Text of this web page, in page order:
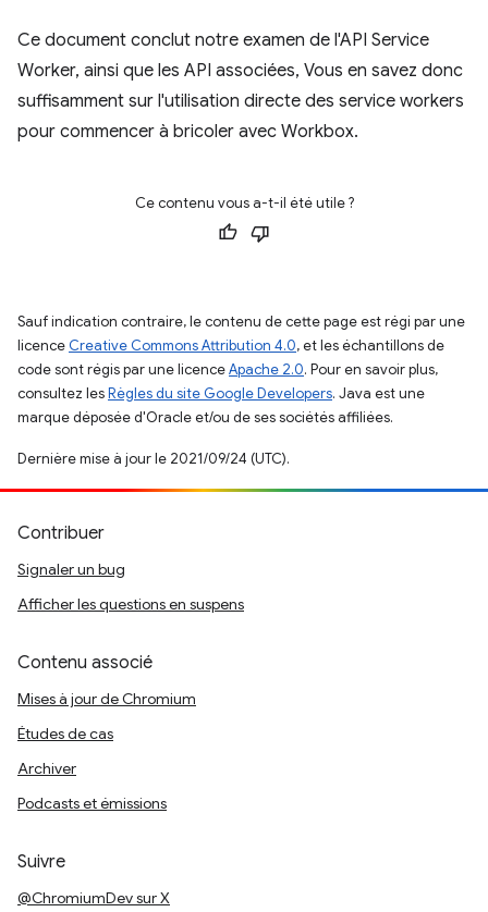
Ce document conclut notre examen de l'API Service
Worker, ainsi que les API associées, Vous en savez donc
suffisamment sur l'utilisation directe des service workers
pour commencer à bricoler avec Workbox.
Ce contenu vous a-t-il été utile ?
Sauf indication contraire, le contenu de cette page est régi par une
licence Creative Commons Attribution 4.0, et les échantillons de
code sont régis par une licenceApache 2.0. Pour en savoir plus,
consultez lesRègles du site Google Developers. Java est une
marque déposée d'Oracle et/ou de ses sociétés affiliées.
Dernière mise à jour le 2021/09/24 (UTC).
Contribuer
Signaler un bug
Afficher les questions en suspens
Contenu associé
Mises à jour de Chromium
Études de cas
Archiver
Podcasts et émissions
Suivre
@ChromiumDev sur X